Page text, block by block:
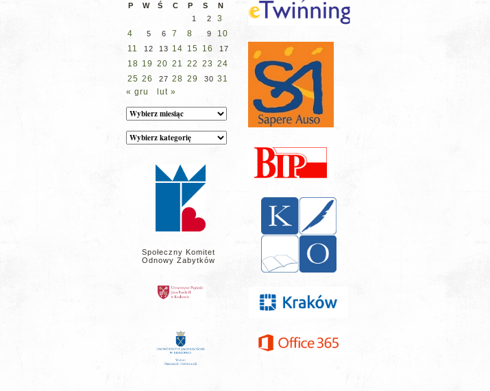
P
W Ś C P S
N
1
2
3
4
5 6 7 8 9
10
11
12 13 14 15 16 17
18 19 20 21 22 23 24
25 26 27 28 29 30 31
« gru
lut »
Archiwum
Kategorie
wpisów
Społeczny Komitet
Odnowy Zabytków